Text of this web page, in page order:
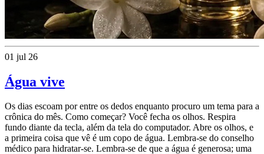
01 jul 26
Água vive
Os dias escoam por entre os dedos enquanto procuro um tema para a
crônica do mês. Como começar? Você fecha os olhos. Respira
fundo diante da tecla, além da tela do computador. Abre os olhos, e
a primeira coisa que vê é um copo de água. Lembra-se do conselho
médico para hidratar-se. Lembra-se de que a água é generosa; uma